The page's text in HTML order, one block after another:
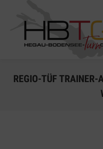
REGIO-TÜF TRAINER-